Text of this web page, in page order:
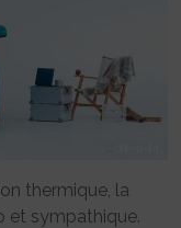
thermique, la
et sympathique.